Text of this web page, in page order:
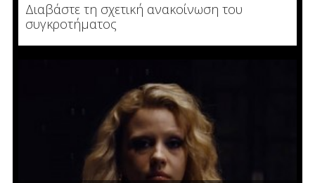
Διαβάστε τη σχετική ανακοίνωση του
συγκροτήματος